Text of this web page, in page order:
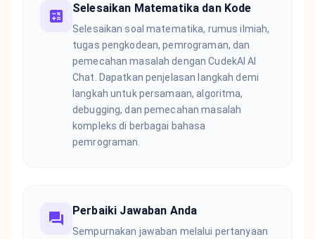
Selesaikan Matematika dan Kode
Selesaikan soal matematika, rumus ilmiah,
tugas pengkodean, pemrograman, dan
pemecahan masalah dengan CudekAI AI
Chat. Dapatkan penjelasan langkah demi
langkah untuk persamaan, algoritma,
debugging, dan pemecahan masalah
kompleks di berbagai bahasa
pemrograman.
Perbaiki Jawaban Anda
Sempurnakan jawaban melalui pertanyaan